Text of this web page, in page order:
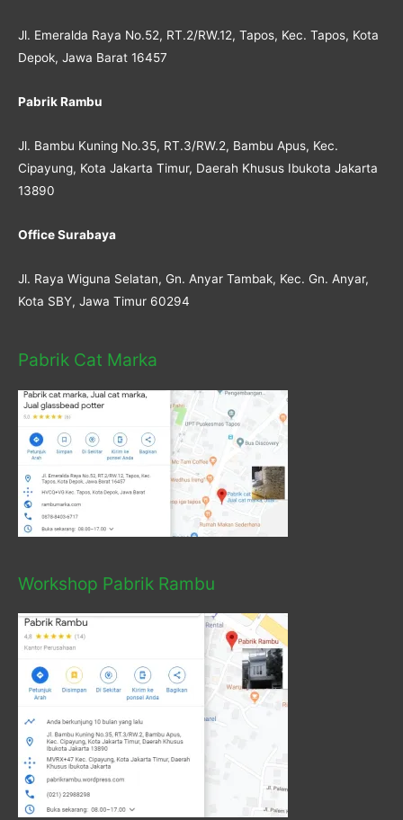
Jl. Emeralda Raya No.52, RT.2/RW.12, Tapos, Kec. Tapos, Kota
Depok, Jawa Barat 16457
Pabrik Rambu
Jl. Bambu Kuning No.35, RT.3/RW.2, Bambu Apus, Kec.
Cipayung, Kota Jakarta Timur, Daerah Khusus Ibukota Jakarta
13890
Office Surabaya
Jl. Raya Wiguna Selatan, Gn. Anyar Tambak, Kec. Gn. Anyar,
Kota SBY, Jawa Timur 60294
Pabrik Cat Marka
Workshop Pabrik Rambu